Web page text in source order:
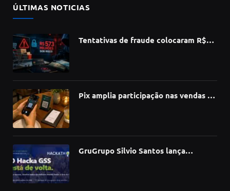
ÚLTIMAS NOTICIAS
Tentativas de fraude colocaram R$
Pix amplia participação nas vendas de
GruGrupo Silvio Santos lança